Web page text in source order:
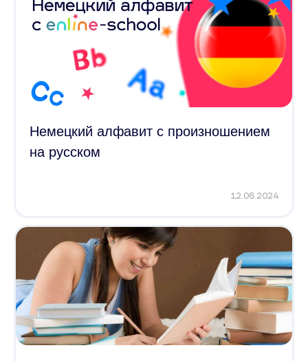
Немецкий алфавит с произношением
на русском
12.06.2024